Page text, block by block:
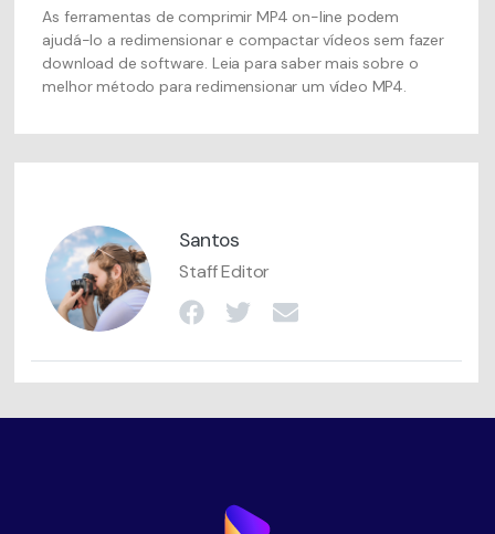
As ferramentas de comprimir MP4 on-line podem
ajudá-lo a redimensionar e compactar vídeos sem fazer
download de software. Leia para saber mais sobre o
melhor método para redimensionar um vídeo MP4.
Santos
Staff Editor